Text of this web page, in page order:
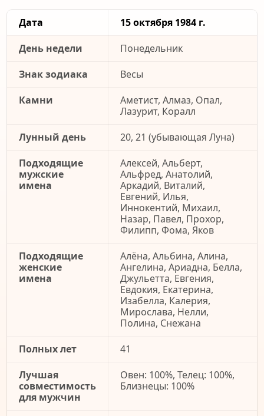
Дата
15 октября 1984 г.
День недели
Понедельник
Знак зодиака
Весы
Камни
Аметист, Алмаз, Опал,
Лазурит, Коралл
Лунный день
20, 21 (убывающая Луна)
Подходящие
мужские
имена
Алексей, Альберт,
Альфред, Анатолий,
Аркадий, Виталий,
Евгений, Илья,
Иннокентий, Михаил,
Назар, Павел, Прохор,
Филипп, Фома, Яков
Подходящие
женские
имена
Алёна, Альбина, Алина,
Ангелина, Ариадна, Белла,
Джульетта, Евгения,
Евдокия, Екатерина,
Изабелла, Калерия,
Мирослава, Нелли,
Полина, Снежана
Полных лет
41
Лучшая
совместимость
для мужчин
Овен: 100%, Телец: 100%,
Близнецы: 100%